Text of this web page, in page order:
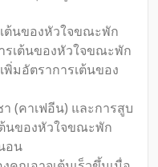
ต้นของหัวใจขณะพัก
รเต้นของหัวใจขณะพัก
มอัตราการเต้นของ
(คาเฟอีน) และการสูบ
นของหัวใจขณะพัก
อน